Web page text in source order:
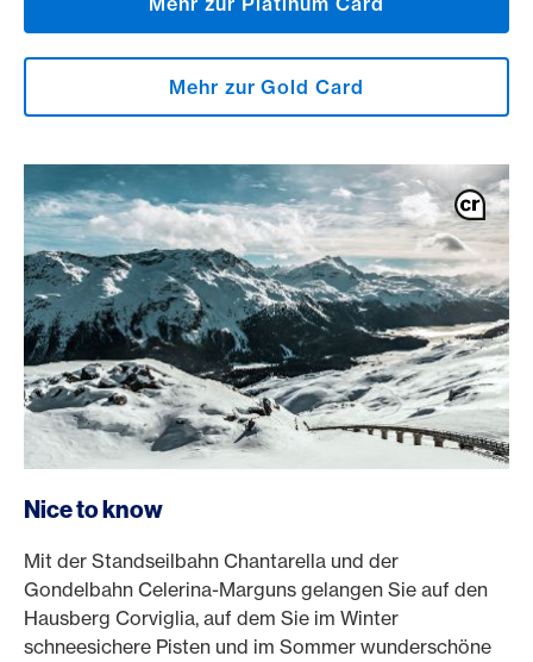
Mehr zur Gold Card
Nice to know
Mit der Standseilbahn Chantarella und der
Gondelbahn Celerina-Marguns gelangen Sie auf den
Hausberg Corviglia, auf dem Sie im Winter
schneesichere Pisten und im Sommer wunderschöne